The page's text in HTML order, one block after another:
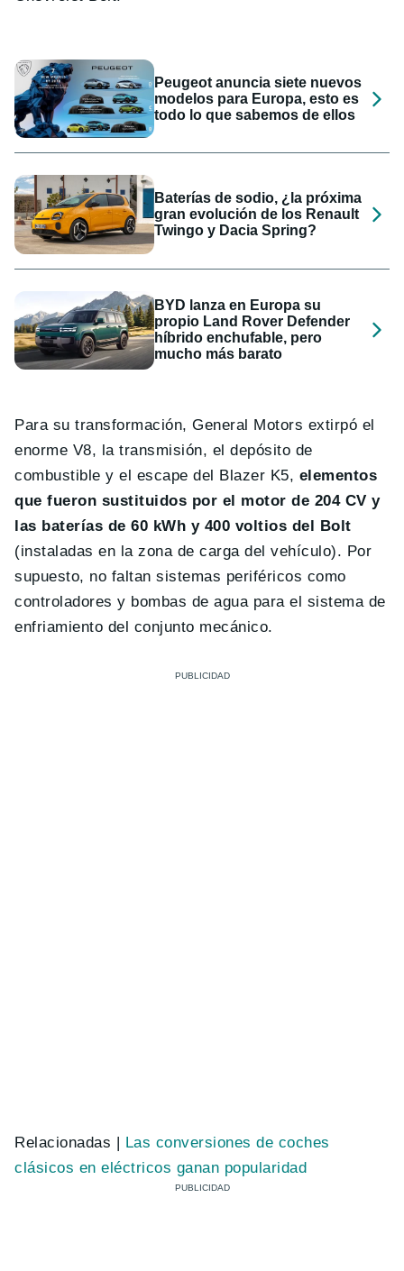
Peugeot anuncia siete nuevos
modelos para Europa, esto es
todo lo que sabemos de ellos
Baterías de sodio, ¿la próxima
gran evolución de los Renault
Twingo y Dacia Spring?
BYD lanza en Europa su
propio Land Rover Defender
híbrido enchufable, pero
mucho más barato
Para su transformación, General Motors extirpó el
enorme V8, la transmisión, el depósito de
combustible y el escape del Blazer K5, elementos
que fueron sustituidos por el motor de 204 CV y
las baterías de 60 kWh y 400 voltios del Bolt
(instaladas en la zona de carga del vehículo). Por
supuesto, no faltan sistemas periféricos como
controladores y bombas de agua para el sistema de
enfriamiento del conjunto mecánico.
Relacionadas | Las conversiones de coches
clásicos en eléctricos ganan popularidad